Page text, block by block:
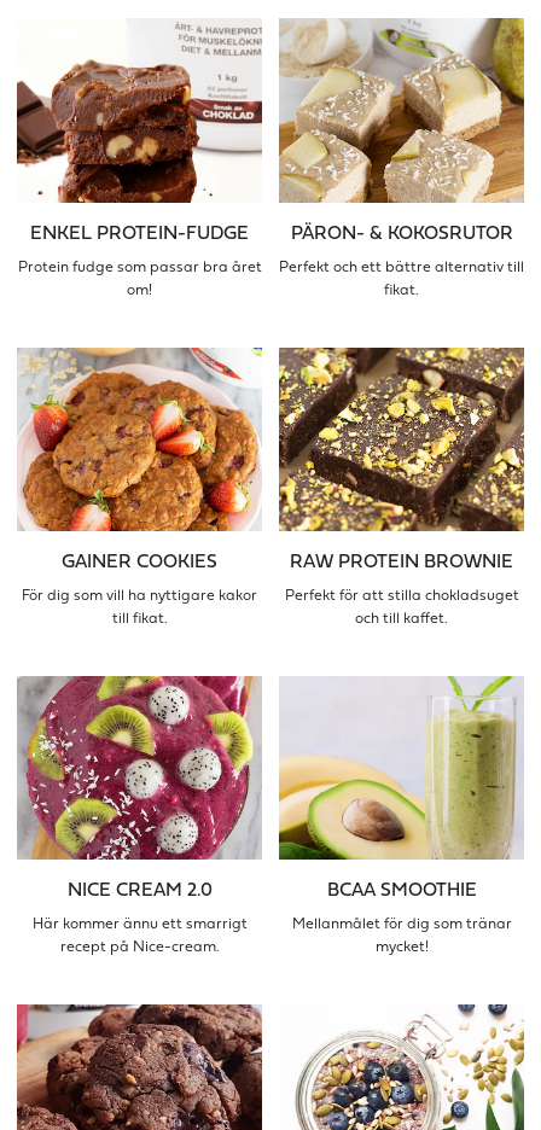
ENKEL PROTEIN-FUDGE
Protein fudge som passar bra året
om!
PÄRON- & KOKOSRUTOR
Perfekt och ett bättre alternativ till
fikat.
GAINER COOKIES
För dig som vill ha nyttigare kakor
till fikat.
RAW PROTEIN BROWNIE
Perfekt för att stilla chokladsuget
och till kaffet.
NICE CREAM 2.0
Här kommer ännu ett smarrigt
recept på Nice-cream.
BCAA SMOOTHIE
Mellanmålet för dig som tränar
mycket!